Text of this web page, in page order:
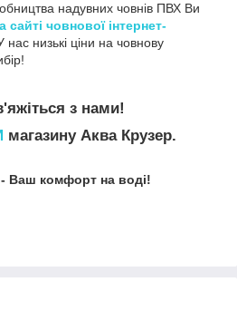
надувних човнів ПВХ Ви
сайті човнової інтернет-
нас низькі ціни на човнову
з нами!
магазину Аква Крузер.
Ваш комфорт на воді!